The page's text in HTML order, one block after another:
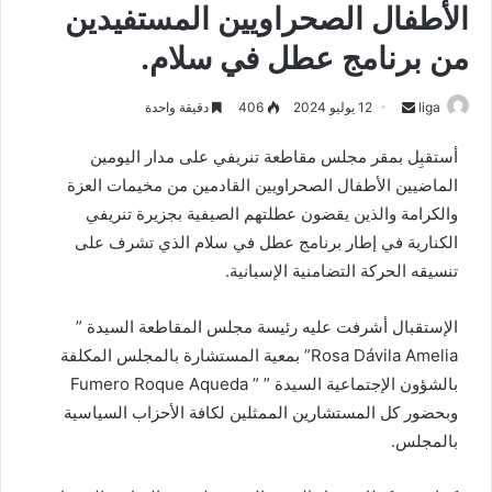
الأطفال الصحراويين المستفيدين
من برنامج عطل في سلام.
liga
n
d
a
n
e
a
12 يوليو 2024 406 دقيقة واحدة
أستقبِل بمقر مجلس مقاطعة تنريفي على مدار اليومين
الماضيين الأطفال الصحراويين القادمين من مخيمات العزة
والكرامة والذين يقضون عطلتهم الصيفية بجزيرة تنريفي
الكنارية في إطار برنامج عطل في سلام الذي تشرف على
تنسيقه الحركة التضامنية الإسبانية.
الإستقبال أشرفت عليه رئيسة مجلس المقاطعة السيدة ”
Rosa Dávila Amelia” بمعية المستشارة بالمجلس المكلفة
بالشؤون الإجتماعية السيدة ” ” Fumero Roque Aqueda
وبحضور كل المستشارين الممثلين لكافة الأحزاب السياسية
بالمجلس.